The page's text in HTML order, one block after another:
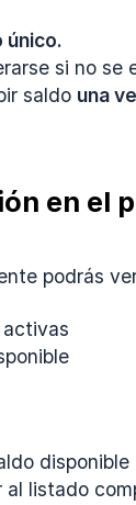
único.
si no se
saldo una
en el
podrás
activas
disponible
al listado